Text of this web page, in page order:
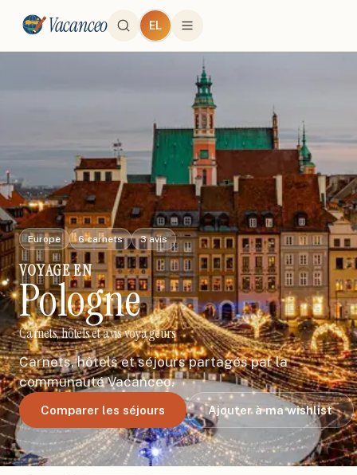
Vacanceo EL
Europe 6carnets 3avis
VOYAGEEN
Pologne
Carnets, hôtels et avis voyageurs
Carnets, hôtels et séjours partagés par la
communauté Vacanceo.
Comparer les séjours Ajouter à ma wishlist